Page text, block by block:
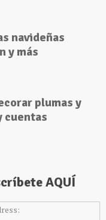
navideñas
y más
plumas y
cuentas
AQUÍ